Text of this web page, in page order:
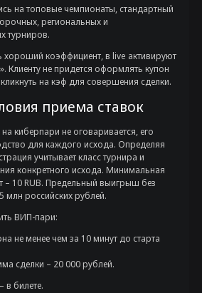
на топовые чемпионаты, стандартный
региональных и
турниров.
хороший коэффициент, в live активируют
Клиенту не придется оформлять купон
на кэф для совершения сделки.
приема ставок
киберпари не оговаривается, его
для каждого исхода. Определяя
учитывает класс турнира и
конкретного исхода. Минимальная
– 10 RUB. Предельный выигрыш без
млн российских рублей.
ВИП-пари:
не менее чем за 10 минут до старта
сделки – 20 000 рублей.
в билете.